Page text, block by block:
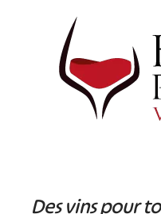
Des vins pour